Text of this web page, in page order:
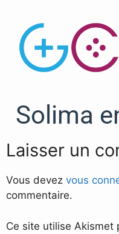
Solima
Laisser un
Vous devez vous
commentaire.
Ce site utilise Akismet